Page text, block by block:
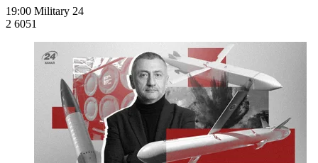
19:00 Military 24
2 6051